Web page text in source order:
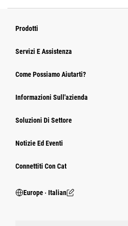
Prodotti
Servizi E Assistenza
Come Possiamo Aiutarti?
Informazioni Sull'azienda
Soluzioni Di Settore
Notizie Ed Eventi
Connettiti Con Cat
Europe ‧ Italian